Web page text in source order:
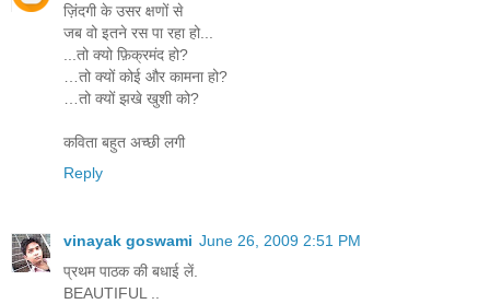
ज़िंदगी के उसर क्षणों से
जब वो इतने रस पा रहा हो...
...तो क्यो फ़िक्रमंद हो?
…तो क्यों कोई और कामना हो?
…तो क्यों झखे खुशी को?
कविता बहुत अच्छी लगी
Reply
vinayak goswami June 26, 2009 2:51 PM
प्रथम पाठक की बधाई लें.
BEAUTIFUL ..